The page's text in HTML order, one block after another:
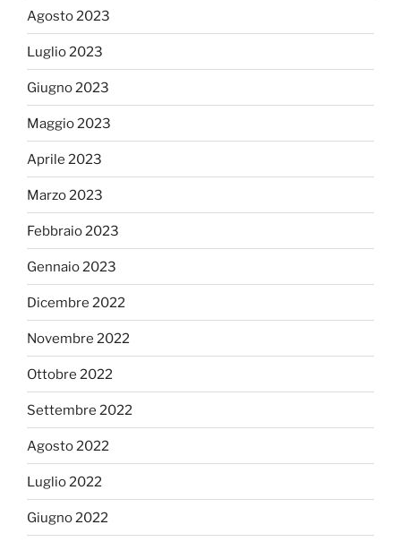
Agosto 2023
Luglio 2023
Giugno 2023
Maggio 2023
Aprile 2023
Marzo 2023
Febbraio 2023
Gennaio 2023
Dicembre 2022
Novembre 2022
Ottobre 2022
Settembre 2022
Agosto 2022
Luglio 2022
Giugno 2022